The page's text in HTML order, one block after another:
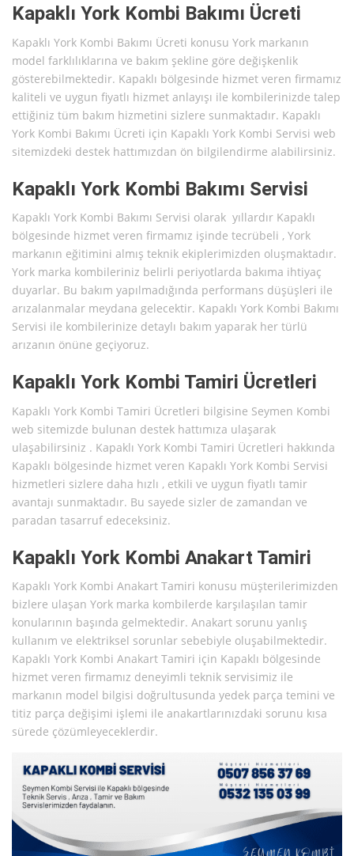
Kapaklı York Kombi Bakımı Ücreti
Kapaklı York Kombi Bakımı Ücreti konusu York markanın
model farklılıklarına ve bakım şekline göre değişkenlik
gösterebilmektedir. Kapaklı bölgesinde hizmet veren firmamız
kaliteli ve uygun fiyatlı hizmet anlayışı ile kombilerinizde talep
ettiğiniz tüm bakım hizmetini sizlere sunmaktadır. Kapaklı
York Kombi Bakımı Ücreti için Kapaklı York Kombi Servisi web
sitemizdeki destek hattımızdan ön bilgilendirme alabilirsiniz.
Kapaklı York Kombi Bakımı Servisi
Kapaklı York Kombi Bakımı Servisi olarak yıllardır Kapaklı
bölgesinde hizmet veren firmamız işinde tecrübeli , York
markanın eğitimini almış teknik ekiplerimizden oluşmaktadır.
York marka kombileriniz belirli periyotlarda bakıma ihtiyaç
duyarlar. Bu bakım yapılmadığında performans düşüşleri ile
arızalanmalar meydana gelecektir. Kapaklı York Kombi Bakımı
Servisi ile kombilerinize detaylı bakım yaparak her türlü
arızanın önüne geçiyoruz.
Kapaklı York Kombi Tamiri Ücretleri
Kapaklı York Kombi Tamiri Ücretleri bilgisine Seymen Kombi
web sitemizde bulunan destek hattımıza ulaşarak
ulaşabilirsiniz . Kapaklı York Kombi Tamiri Ücretleri hakkında
Kapaklı bölgesinde hizmet veren Kapaklı York Kombi Servisi
hizmetleri sizlere daha hızlı , etkili ve uygun fiyatlı tamir
avantajı sunmaktadır. Bu sayede sizler de zamandan ve
paradan tasarruf edeceksiniz.
Kapaklı York Kombi Anakart Tamiri
Kapaklı York Kombi Anakart Tamiri konusu müşterilerimizden
bizlere ulaşan York marka kombilerde karşılaşılan tamir
konularının başında gelmektedir. Anakart sorunu yanlış
kullanım ve elektriksel sorunlar sebebiyle oluşabilmektedir.
Kapaklı York Kombi Anakart Tamiri için Kapaklı bölgesinde
hizmet veren firmamız deneyimli teknik servisimiz ile
markanın model bilgisi doğrultusunda yedek parça temini ve
titiz parça değişimi işlemi ile anakartlarınızdaki sorunu kısa
sürede çözümleyeceklerdir.